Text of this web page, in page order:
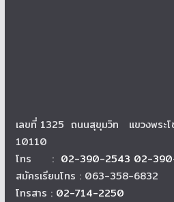
เลขที่ 1325 ถนนสุขุมวิท แขวงพระโ
10110
โทร : 02-390-2543 02-
สมัครเรียนโทร : 063-358-6832
โทรสาร : 02-714-2250